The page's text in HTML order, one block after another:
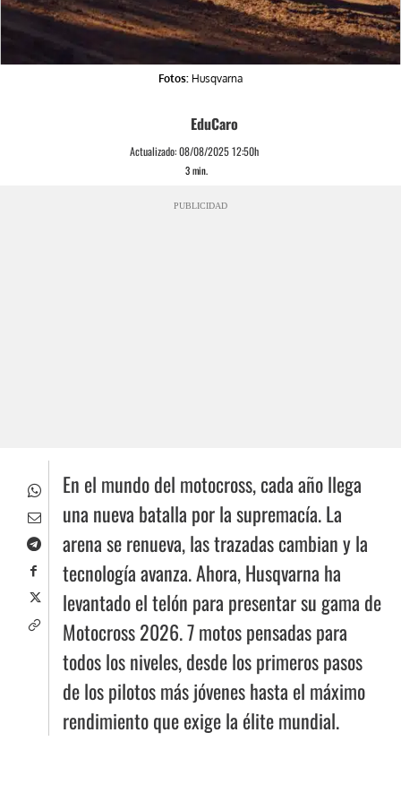
Fotos: Husqvarna
EduCaro
Actualizado:08/08/2025 12:50h
3min.
PUBLICIDAD
En el mundo del motocross, cada año llega
una nueva batalla por la supremacía. La
arena se renueva, las trazadas cambian y la
tecnología avanza. Ahora, Husqvarna ha
levantado el telón para presentar su gama de
Motocross 2026. 7 motos pensadas para
todos los niveles, desde los primeros pasos
de los pilotos más jóvenes hasta el máximo
rendimiento que exige la élite mundial.